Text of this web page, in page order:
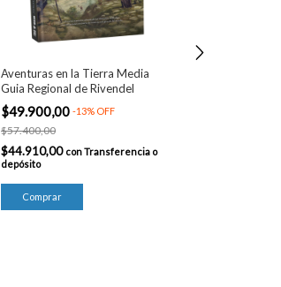
Aventuras en la Tierra Media
Guia Regional de Rivendel
$49.900,00 -13% OFF
$57.400,00
$44.910,00 conTransferencia o
depósito